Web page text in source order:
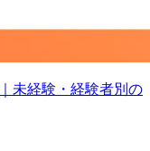
未経験・経験者別の